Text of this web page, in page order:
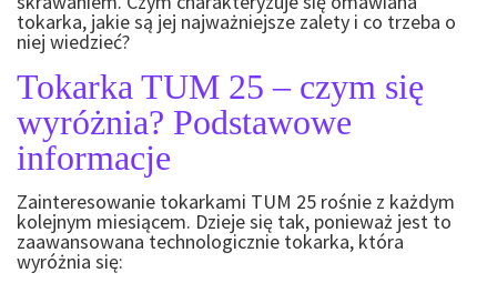
tokarka, jakie są jej najważniejsze zalety i co trzeba o
niej wiedzieć?
Tokarka TUM 25 – czym się
wyróżnia? Podstawowe
informacje
Zainteresowanie tokarkami TUM 25 rośnie z każdym
kolejnym miesiącem. Dzieje się tak, ponieważ jest to
zaawansowana technologicznie tokarka, która
wyróżnia się: